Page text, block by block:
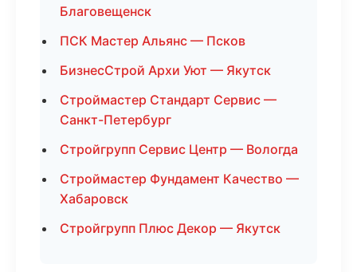
Благовещенск
ПСК Мастер Альянс — Псков
БизнесСтрой Архи Уют — Якутск
Строймастер Стандарт Сервис —
Санкт-Петербург
Стройгрупп Сервис Центр — Вологда
Строймастер Фундамент Качество —
Хабаровск
Стройгрупп Плюс Декор — Якутск